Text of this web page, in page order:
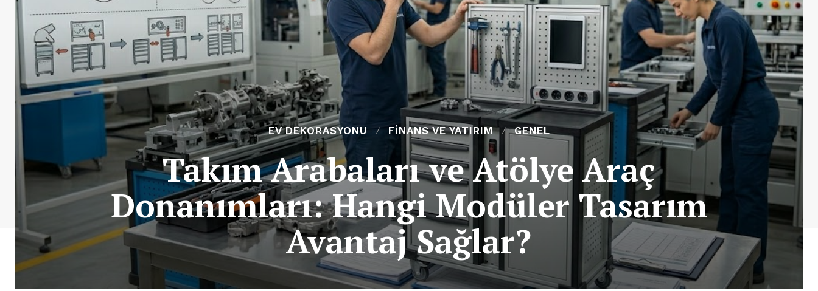
EV DEKORASYONU FINANS VE YATIRIM GENEL
Takım Arabaları ve Atölye Araç
Donanımları: Hangi Modüler Tasarım
Avantaj Sağlar?